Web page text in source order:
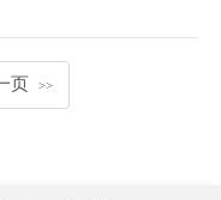
页 >>